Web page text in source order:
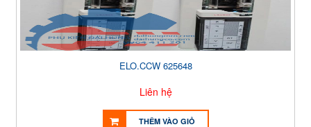
ELO.CCW 625648
Liên hệ
THÊM VÀO GIỎ